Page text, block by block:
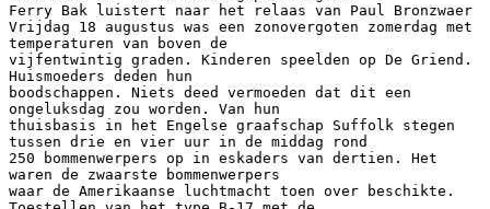
Ferry Bak luistert naar het relaas van Paul Bronzwaer
Vrijdag 18 augustus was een zonovergoten zomerdag met
temperaturen van boven de
vijfentwintig graden. Kinderen speelden op De Griend.
Huismoeders deden hun
boodschappen. Niets deed vermoeden dat dit een
ongeluksdag zou worden. Van hun
thuisbasis in het Engelse graafschap Suffolk stegen
tussen drie en vier uur in de middag rond
250 bommenwerpers op in eskaders van dertien. Het
waren de zwaarste bommenwerpers
waar de Amerikaanse luchtmacht toen over beschikte.